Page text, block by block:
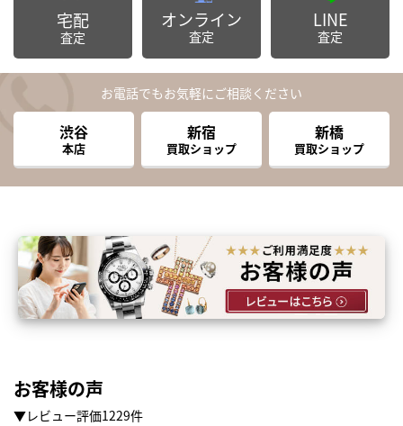
宅配
査定
オンライン
査定
LINE
査定
お電話でもお気軽にご相談ください
渋谷
本店
新宿
買取ショップ
新橋
買取ショップ
お客様の声
▼レビュー評価1229件